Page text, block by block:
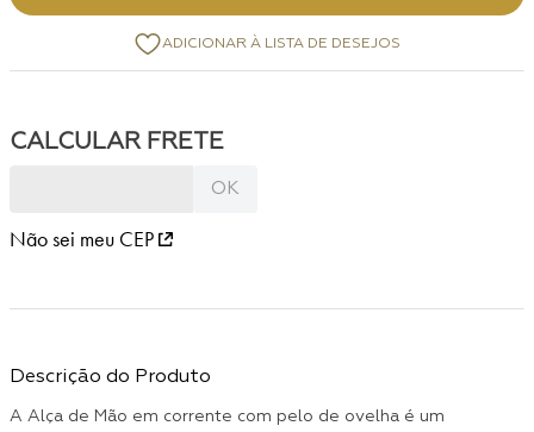
Não sei meu CEP
Descrição do Produto
A Alça de Mão em corrente com pelo de ovelha é um